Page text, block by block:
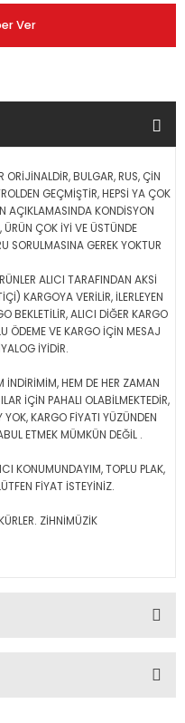
Ver
BULGAR, RUS, ÇİN
GEÇMİŞTİR, HEPSİ YA ÇOK
AÇIKLAMASINDA KONDİSYON
ÇOK İYİ VE ÜSTÜNDE
SORULMASINA GEREK YOKTUR
ALICI TARAFINDAN AKSİ
KARGOYA VERİLİR, İLERLEYEN
BEKLETİLİR, ALICI DİĞER KARGO
ÖDEME VE KARGO İÇİN MESAJ
İYİDİR.
İNDİRİMİM, HEM DE HER ZAMAN
İÇİN PAHALI OLABİLMEKTEDİR,
KARGO FİYATI YÜZÜNDEN
ETMEK MÜMKÜN DEĞİL .
KONUMUNDAYIM, TOPLU PLAK,
FİYAT İSTEYİNİZ.
ZİHNİMÜZİK